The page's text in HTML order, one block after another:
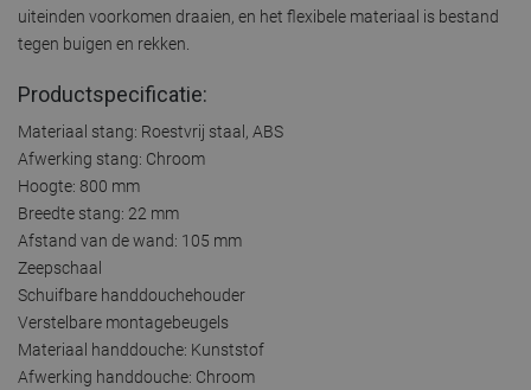
uiteinden voorkomen draaien, en het flexibele materiaal is bestand
tegen buigen en rekken.
Productspecificatie:
Materiaal stang: Roestvrij staal, ABS
Afwerking stang: Chroom
Hoogte: 800 mm
Breedte stang: 22 mm
Afstand van de wand: 105 mm
Zeepschaal
Schuifbare handdouchehouder
Verstelbare montagebeugels
Materiaal handdouche: Kunststof
Afwerking handdouche: Chroom